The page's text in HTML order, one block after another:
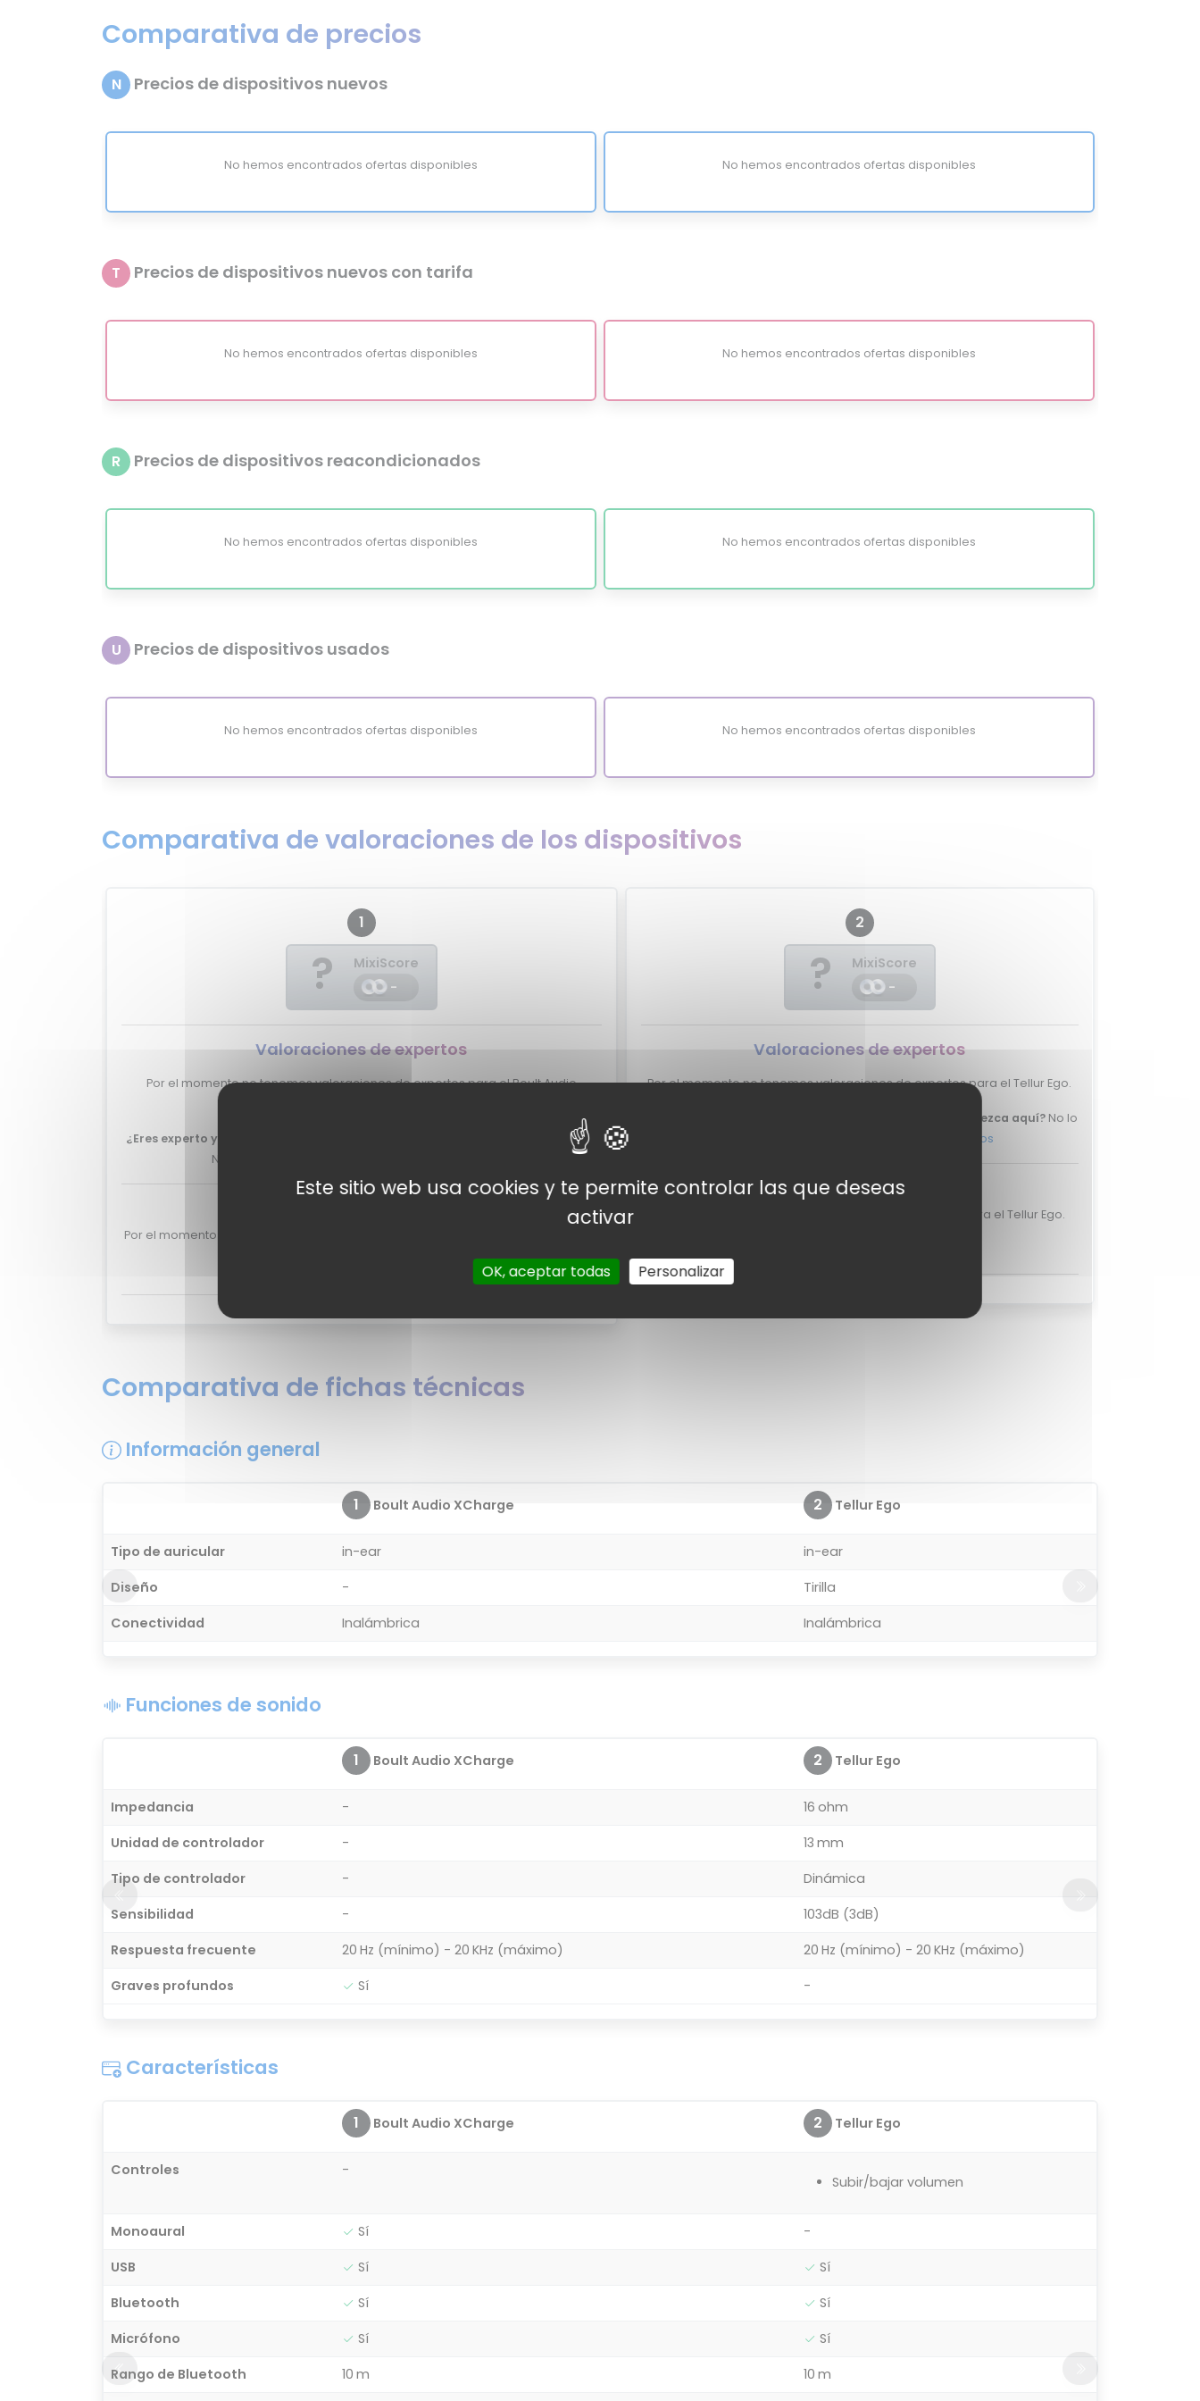
Comparativa de precios
N Precios de dispositivos nuevos
No hemos encontrados ofertas disponibles No hemos encontrados ofertas disponibles
T Precios de dispositivos nuevos con tarifa
No hemos encontrados ofertas disponibles No hemos encontrados ofertas disponibles
R Precios de dispositivos reacondicionados
No hemos encontrados ofertas disponibles No hemos encontrados ofertas disponibles
U Precios de dispositivos usados
No hemos encontrados ofertas disponibles No hemos encontrados ofertas disponibles
Comparativa de valoraciones de los dispositivos
1
?
MixiScore
-
Valoraciones de expertos
Por el momento no tenemos valoraciones de expertos para el Boult Audio
¿Eres experto y quieres que tu review del Boult Audio XCharge aparezca aquí?
No lo dudes más, y ponte en
Por el momento no existen valoraciones de usuarios para el Boult Audio XCharge.
¿Quieres opinar sobre el Boult Audio XCharge?
2
?
MixiScore
-
Valoraciones de expertos
Por el momento no tenemos valoraciones de expertos para el Tellur Ego.
¿Eres experto y quieres que tu review del Tellur Ego aparezca aquí? No lo
contacto con nosotros
Valoraciones de usuarios
Por el momento no existen valoraciones de usuarios para el Tellur Ego.
Comparativa de fichas técnicas
Información general
1 Boult Audio XCharge 2 Tellur Ego
Tipo de auricular in-ear
in-ear
Diseño
-
Tirilla
Conectividad
Inalámbrica Inalámbrica
Funciones de sonido
1 Boult Audio XCharge 2 Tellur Ego
Impedancia -
16 ohm
Unidad de controlador
-
13 mm
Tipo de controlador
-
Dinámica
Sensibilidad
-
103dB (3dB)
Respuesta frecuente
20 Hz (mínimo) - 20 KHz (máximo)
20 Hz (mínimo) - 20 KHz (máximo)
Graves profundos
Sí -
Características
1 Boult Audio XCharge 2 Tellur Ego
Controles -
Subir/bajar volumen
Monoaural Sí
-
USB
Sí
Sí
Bluetooth
Sí
Sí
Micrófono
Sí
Sí
Rango de Bluetooth
10 m
10 m
Este sitio web usa cookies y te permite controlar las que deseas
activar
OK, aceptar todas Personalizar